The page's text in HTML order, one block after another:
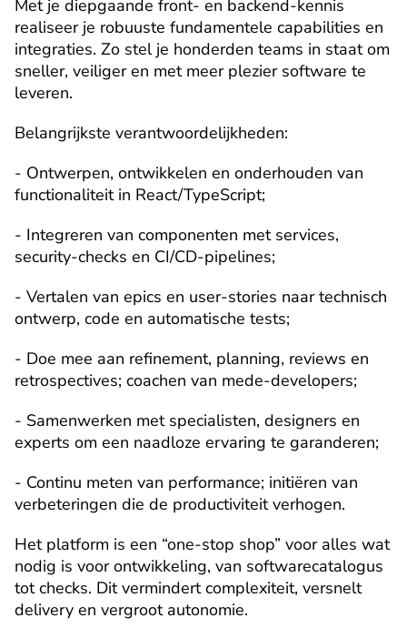
Met je diepgaande front- en backend-kennis
realiseer je robuuste fundamentele capabilities en
integraties. Zo stel je honderden teams in staat om
sneller, veiliger en met meer plezier software te
leveren.
Belangrijkste verantwoordelijkheden:
- Ontwerpen, ontwikkelen en onderhouden van
functionaliteit in React/TypeScript;
- Integreren van componenten met services,
security-checks en CI/CD-pipelines;
- Vertalen van epics en user-stories naar technisch
ontwerp, code en automatische tests;
- Doe mee aan refinement, planning, reviews en
retrospectives; coachen van mede-developers;
- Samenwerken met specialisten, designers en
experts om een naadloze ervaring te garanderen;
- Continu meten van performance; initiëren van
verbeteringen die de productiviteit verhogen.
Het platform is een “one-stop shop” voor alles wat
nodig is voor ontwikkeling, van softwarecatalogus
tot checks. Dit vermindert complexiteit, versnelt
delivery en vergroot autonomie.